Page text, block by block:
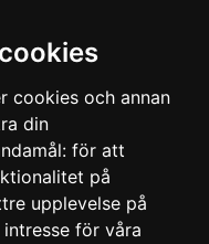
cookies och annan
din
för att
på
upplevelse på
för våra